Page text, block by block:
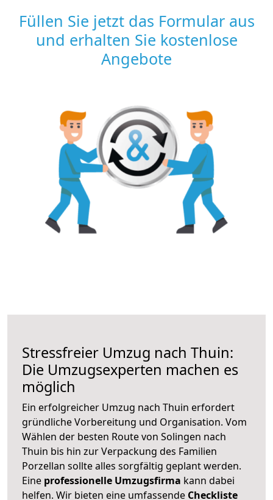
Füllen Sie jetzt das Formular aus
und erhalten Sie kostenlose
Angebote
Stressfreier Umzug nach Thuin:
Die Umzugsexperten machen es
möglich
Ein erfolgreicher Umzug nach Thuin erfordert
gründliche Vorbereitung und Organisation. Vom
Wählen der besten Route von Solingen nach
Thuin bis hin zur Verpackung des Familien
Porzellan sollte alles sorgfältig geplant werden.
Eine professionelle Umzugsfirma kann dabei
helfen. Wir bieten eine umfassende Checkliste